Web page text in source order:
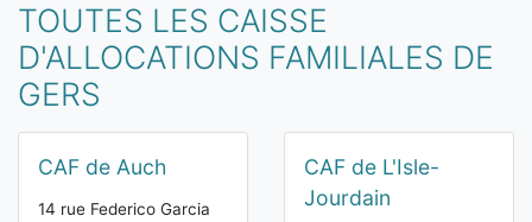
TOUTES LES CAISSE
D'ALLOCATIONS FAMILIALES DE
GERS
CAF de Auch
14 rue Federico Garcia
CAF de L'Isle-
Jourdain